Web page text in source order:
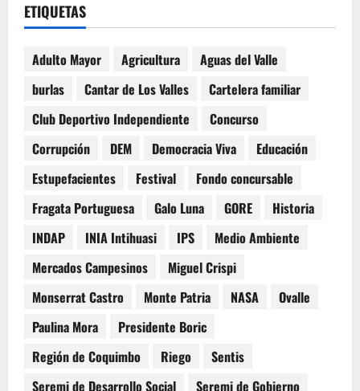
ETIQUETAS
Adulto Mayor Agricultura
Aguas del Valle
burlas
Cantar de Los Valles
Cartelera familiar
Club Deportivo Independiente
Concurso
Corrupción
DEM Democracia Viva
Educación
Estupefacientes
Festival
Fondo concursable
Fragata Portuguesa
Galo Luna GORE
Historia
INDAP
INIA Intihuasi IPS
Medio Ambiente
Mercados Campesinos
Miguel Crispi
Monserrat Castro
Monte Patria NASA
Ovalle
Paulina Mora
Presidente Boric
Región de Coquimbo
Riego
Sentis
Seremi de Desarrollo Social
Seremi de Gobierno